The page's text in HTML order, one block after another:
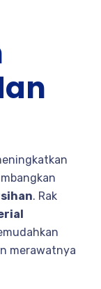
. Rak
merawatnya